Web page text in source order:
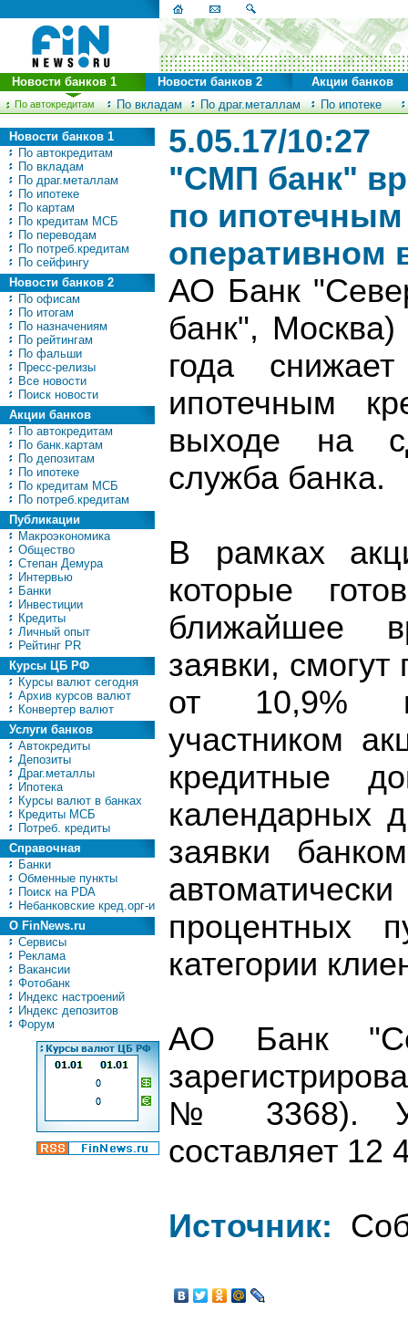
По автокредитам По вкладам По драг.металлам По ипотеке
Новости банков 1 Новости банков 2 Акции банков
Новости банков 1
По автокредитам
По вкладам
По драг.металлам
По ипотеке
По картам
По кредитам МСБ
По переводам
По потреб.кредитам
По сейфингу
Новости банков 2
По офисам
По итогам
По назначениям
По рейтингам
По фальши
Пресс-релизы
Все новости
Поиск новости
Акции банков
По автокредитам
По банк.картам
По депозитам
По ипотеке
По кредитам МСБ
По потреб.кредитам
Публикации
Макроэкономика
Общество
Степан Демура
Интервью
Банки
Инвестиции
Кредиты
Личный опыт
Рейтинг PR
Курсы ЦБ РФ
Курсы валют сегодня
Архив курсов валют
Конвертер валют
Услуги банков
Автокредиты
Депозиты
Драг.металлы
Ипотека
Курсы валют в банках
Кредиты МСБ
Потреб. кредиты
Справочная
Банки
Обменные пункты
Поиск на PDA
Небанковские кред.орг-и
О FinNews.ru
Сервисы
Реклама
Вакансии
Фотобанк
Индекс настроений
Индекс депозитов
Форум
5.05.17/10:27
"СМП банк"
по
оперативном
АО Банк
банк",
года
ипотечным
выходе на
служба банка.
В рамках
которые
ближайшее
заявки, смогут
от 10,9%
участником
кредитные
календарных
заявки
процентных
категории
АО Банк
№ 3368).
составляет 12
Источник: